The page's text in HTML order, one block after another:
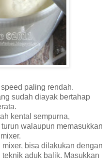
paling rendah.
sudah diayak bertahap
kental sempurna,
walaupun memasukkan
bisa dilakukan dengan
aduk balik. Masukkan